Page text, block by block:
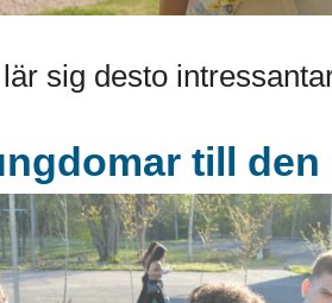
sig desto
till